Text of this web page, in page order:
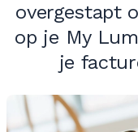
overgestapt
op je My
je